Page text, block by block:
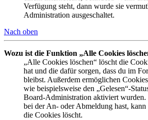
Verfügung steht, dann wurde sie
Administration ausgeschaltet.
Nach oben
Wozu ist die Funktion „Alle Cookies
„Alle Cookies löschen“ löscht die
hat und die dafür sorgen, dass du im
bleibst. Außerdem ermöglichen
wie beispielsweise den „Gelesen“-
Board-Administration aktiviert wurden.
bei der An- oder Abmeldung hast,
die Cookies löscht.